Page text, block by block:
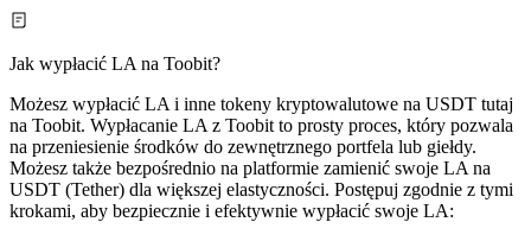
Jak wypłacić LA na Toobit?
Możesz wypłacić LA i inne tokeny kryptowalutowe na USDT tutaj
na Toobit. Wypłacanie LA z Toobit to prosty proces, który pozwala
na przeniesienie środków do zewnętrznego portfela lub giełdy.
Możesz także bezpośrednio na platformie zamienić swoje LA na
USDT (Tether) dla większej elastyczności. Postępuj zgodnie z tymi
krokami, aby bezpiecznie i efektywnie wypłacić swoje LA: